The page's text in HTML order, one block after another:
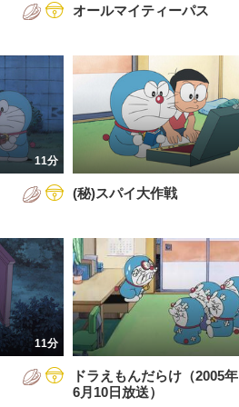
2013年
2015年
2016年
2017年
2018年
2020年
2021年
2022年
2023年
2024年
オールマイティーパス
11分
(秘)スパイ大作戦
11分
ドラえもんだらけ（2005年
6月10日放送）